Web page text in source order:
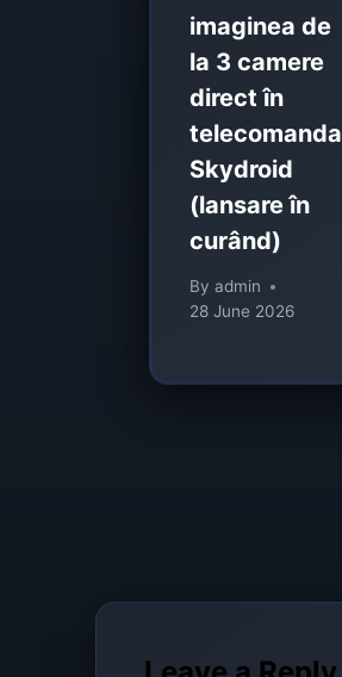
imaginea de
la 3 camere
direct în
telecomanda
Skydroid
(lansare în
curând)
By admin
28 June 2026